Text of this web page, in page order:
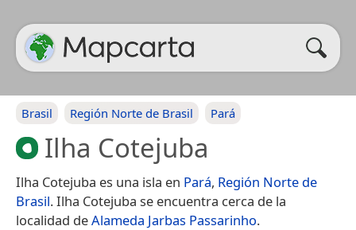
Brasil Región Norte de Brasil Pará
Ilha Cotejuba
Ilha Cotejuba es una isla en Pará, Región Norte de
Brasil. Ilha Cotejuba se encuentra cerca de la
localidad deAlameda Jarbas Passarinho.